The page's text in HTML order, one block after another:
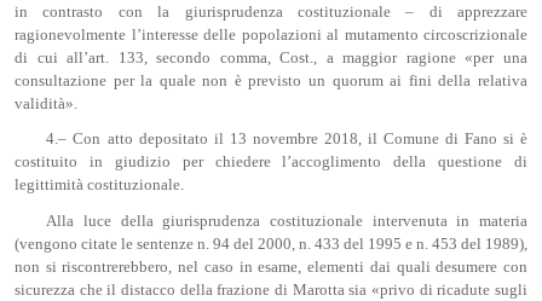
in contrasto con la giurisprudenza costituzionale – di apprezzare
ragionevolmente l’interesse delle popolazioni al mutamento circoscrizionale
di cui all’art. 133, secondo comma, Cost., a maggior ragione «per una
consultazione per la quale non è previsto un quorum ai fini della relativa
validità».
4.– Con atto depositato il 13 novembre 2018, il Comune di Fano si è
costituito in giudizio per chiedere l’accoglimento della questione di
legittimità costituzionale.
Alla luce della giurisprudenza costituzionale intervenuta in materia
(vengono citate le sentenze n. 94 del 2000, n. 433 del 1995 e n. 453 del 1989),
non si riscontrerebbero, nel caso in esame, elementi dai quali desumere con
sicurezza che il distacco della frazione di Marotta sia «privo di ricadute sugli